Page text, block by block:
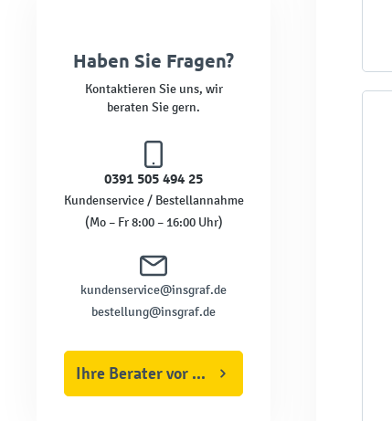
Haben Sie Fragen?
Kontaktieren Sie uns, wir
beraten Sie gern.
0391 505 494 25
Kundenservice / Bestellannahme
(Mo – Fr 8:00 – 16:00 Uhr)
kundenservice@insgraf.de
bestellung@insgraf.de
Ihre Berater vor Ort